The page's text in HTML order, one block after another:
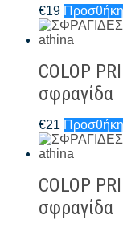
€19 Προσθήκη
COLOP
σφραγίδα
€21 Προσθήκη
COLOP
σφραγίδα